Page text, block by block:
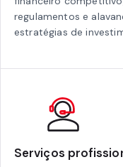
regulamentos e
estratégias de
Serviços